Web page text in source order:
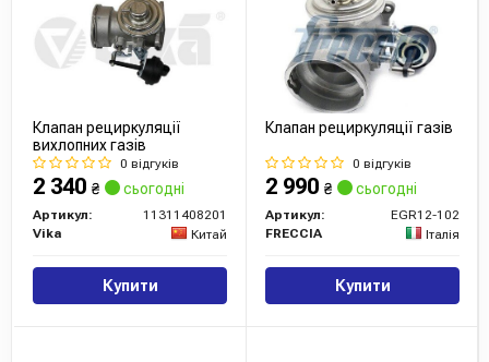
Клапан рециркуляції
вихлопних газів
0 відгуків
2 340 ₴ сьогодні
Артикул:
11311408201
Vika
Китай
Купити
Клапан рециркуляції газів
0 відгуків
2 990 ₴ сьогодні
Артикул:
EGR12-102
FRECCIA
Італія
Купити